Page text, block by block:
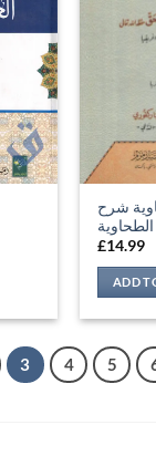
شرح
الطحاوية
£14.99
ADD
3 4 5